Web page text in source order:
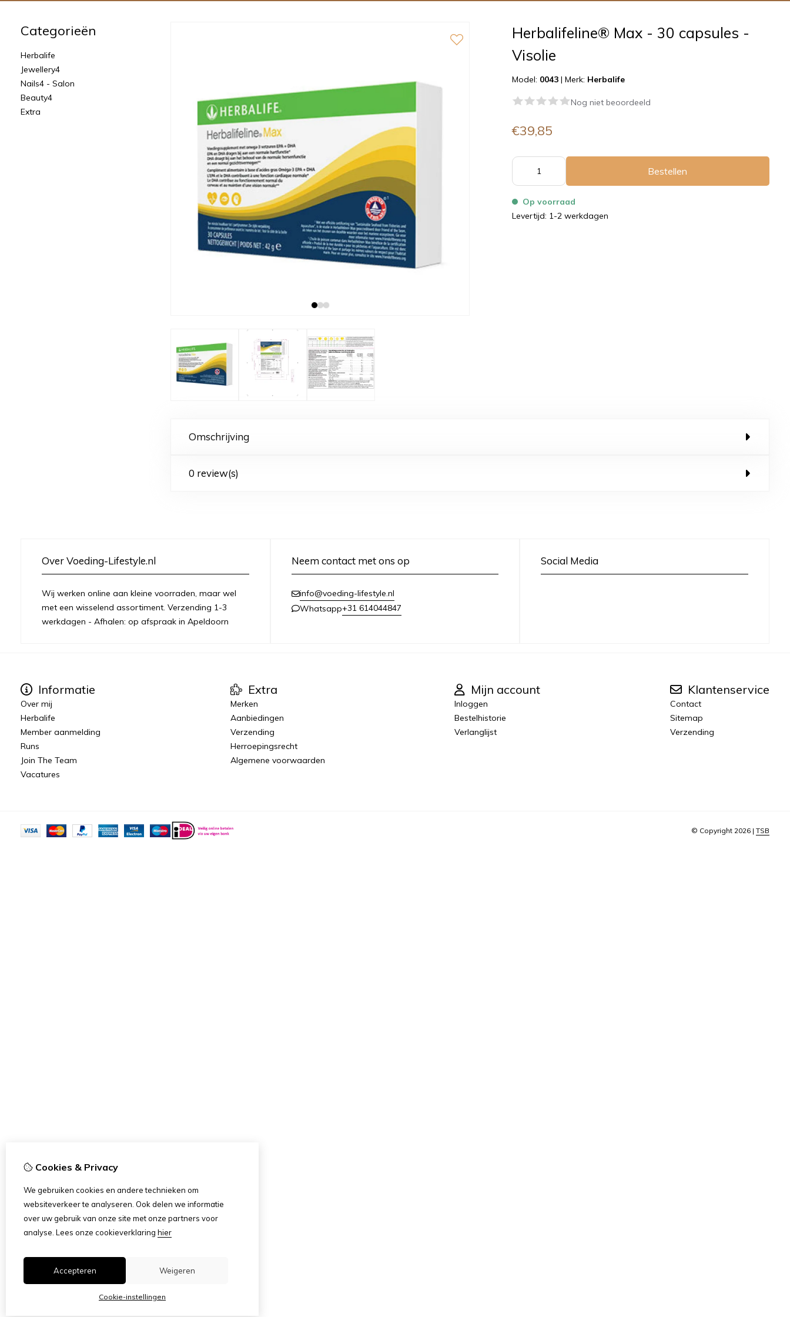
Categorieën
Herbalife
Jewellery4
Nails4 - Salon
Beauty4
Extra
Herbalifeline® Max - 30 capsules -
Visolie
Model: 0043 | Merk: Herbalife
Nog niet beoordeeld
€39,85
Bestellen
Op voorraad
Levertijd: 1-2 werkdagen
Omschrijving
0 review(s)
Over Voeding-Lifestyle.nl
Wij werken online aan kleine voorraden, maar wel
met een wisselend assortiment. Verzending 1-3
werkdagen - Afhalen: op afspraak in Apeldoorn
Neem contact met ons op
info@voeding-lifestyle.nl
Whatsapp+31 614044847
Social Media
Informatie
Over mij
Herbalife
Member aanmelding
Runs
Join The Team
Vacatures
Extra
Merken
Aanbiedingen
Verzending
Herroepingsrecht
Algemene voorwaarden
Mijn account
Inloggen
Bestelhistorie
Verlanglijst
Klantenservice
Contact
Sitemap
Verzending
© Copyright 2026 | TSB
Cookies & Privacy
We gebruiken cookies en andere technieken om
websiteverkeer te analyseren. Ook delen we informatie
over uw gebruik van onze site met onze partners voor
analyse. Lees onze cookieverklaring hier
Accepteren Weigeren
Cookie-instellingen